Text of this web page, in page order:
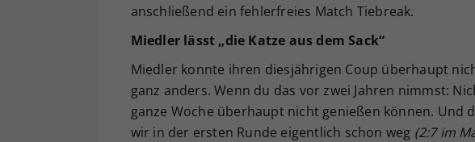
anschließend ein fehlerfreies Match Tiebreak.
Miedler lässt „die Katze aus dem Sack“
Miedler konnte ihren diesjährigen Coup überhaupt
ganz anders. Wenn du das vor zwei Jahren nimmst:
ganze Woche überhaupt nicht genießen können. Und
wir in der ersten Runde eigentlich schon weg (2:7 im